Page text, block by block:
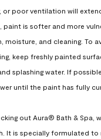
or poor ventilation will
paint is softer and more
moisture, and cleaning. To
keep freshly painted
splashing water. If
until the paint has fully
out Aura® Bath & Spa,
It is specially formulated to